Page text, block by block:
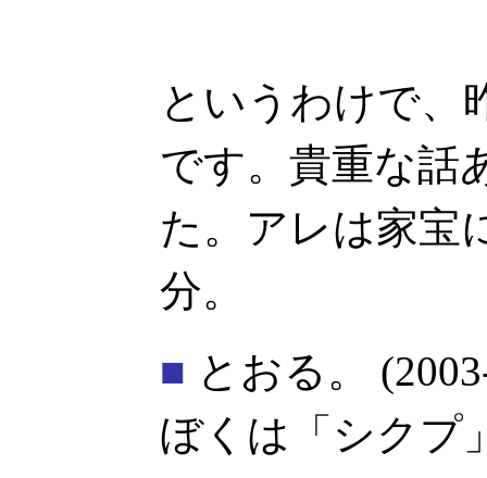
というわけで、
です。貴重な話
た。アレは家宝
分。
■ とおる。
ぼくは「シクプ